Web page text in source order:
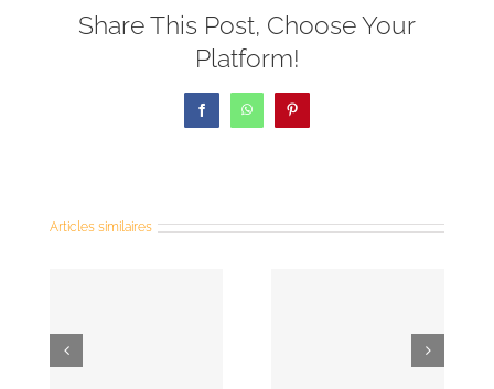
Share This Post, Choose Your
Platform!
FacebookWhatsApp
Articles similaires
Frats de